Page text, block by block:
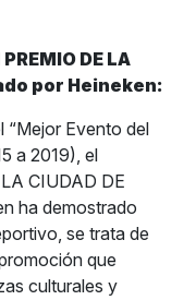
DE LA
por Heineken:
“Mejor Evento del
a 2019), el
CIUDAD DE
ha demostrado
se trata de
que
culturales y